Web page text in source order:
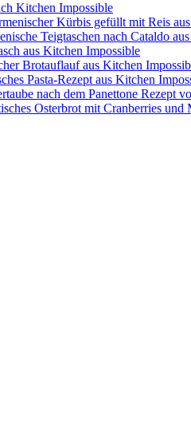
Kitchen Impossible
Kürbis gefüllt mit Reis
Teigtaschen nach Cataldo
aus Kitchen Impossible
Brotauflauf aus Kitchen
Pasta-Rezept aus Kitchen
nach dem Panettone Rezept
Osterbrot mit Cranberries und